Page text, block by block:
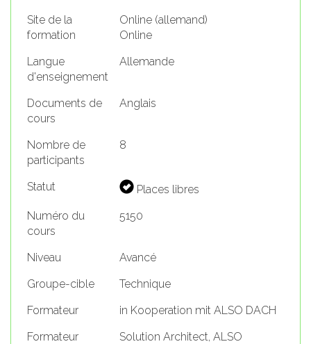
Site de la
formation
Online (allemand)
Online
Langue
d'enseignement
Allemande
Documents de
cours
Anglais
Nombre de
participants
8
Statut
Places libres
Numéro du
cours
5150
Niveau
Avancé
Groupe-cible
Technique
Formateur
in Kooperation mit ALSO DACH
Formateur
Solution Architect, ALSO